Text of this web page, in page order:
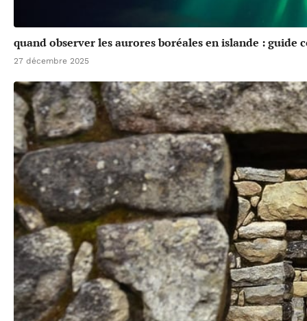
quand observer les aurores boréales en islande : guide
27 décembre 2025